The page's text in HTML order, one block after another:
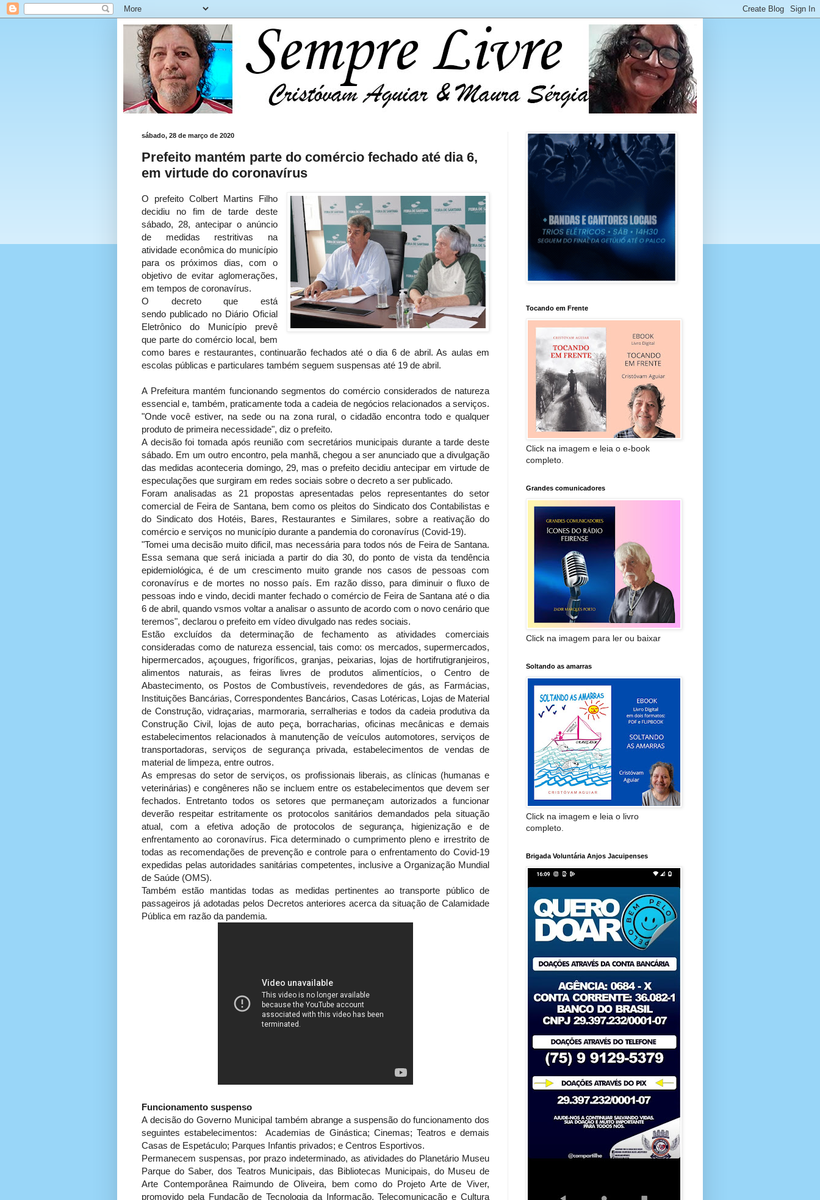
sábado, 28 de março de 2020
Prefeito mantém parte do comércio fechado até dia 6,
em virtude do coronavírus
O prefeito Colbert Martins Filho
decidiu no fim de tarde deste
sábado, 28, antecipar o anúncio
de medidas restritivas na
atividade econômica do município
para os próximos dias, com o
objetivo de evitar aglomerações,
em tempos de coronavírus.
O decreto que está
sendo publicado no Diário Oficial
Eletrônico do Município prevê
que parte do comércio local, bem
como bares e restaurantes, continuarão fechados até o dia 6 de abril. As aulas em
escolas públicas e particulares também seguem suspensas até 19 de abril.
A Prefeitura mantém funcionando segmentos do comércio considerados de natureza
essencial e, também, praticamente toda a cadeia de negócios relacionados a serviços.
"Onde você estiver, na sede ou na zona rural, o cidadão encontra todo e qualquer
produto de primeira necessidade", diz o prefeito.
A decisão foi tomada após reunião com secretários municipais durante a tarde deste
sábado. Em um outro encontro, pela manhã, chegou a ser anunciado que a divulgação
das medidas aconteceria domingo, 29, mas o prefeito decidiu antecipar em virtude de
especulações que surgiram em redes sociais sobre o decreto a ser publicado.
Foram analisadas as 21 propostas apresentadas pelos representantes do setor
comercial de Feira de Santana, bem como os pleitos do Sindicato dos Contabilistas e
do Sindicato dos Hotéis, Bares, Restaurantes e Similares, sobre a reativação do
comércio e serviços no município durante a pandemia do coronavírus (Covid-19).
"Tomei uma decisão muito dificil, mas necessária para todos nós de Feira de Santana.
Essa semana que será iniciada a partir do dia 30, do ponto de vista da tendência
epidemiológica, é de um crescimento muito grande nos casos de pessoas com
coronavírus e de mortes no nosso país. Em razão disso, para diminuir o fluxo de
pessoas indo e vindo, decidi manter fechado o comércio de Feira de Santana até o dia
6 de abril, quando vsmos voltar a analisar o assunto de acordo com o novo cenário que
teremos", declarou o prefeito em vídeo divulgado nas redes sociais.
Estão excluídos da determinação de fechamento as atividades comerciais
consideradas como de natureza essencial, tais como: os mercados, supermercados,
hipermercados, açougues, frigoríficos, granjas, peixarias, lojas de hortifrutigranjeiros,
alimentos naturais, as feiras livres de produtos alimentícios, o Centro de
Abastecimento, os Postos de Combustíveis, revendedores de gás, as Farmácias,
Instituições Bancárias, Correspondentes Bancários, Casas Lotéricas, Lojas de Material
de Construção, vidraçarias, marmoraria, serralherias e todos da cadeia produtiva da
Construção Civil, lojas de auto peça, borracharias, oficinas mecânicas e demais
estabelecimentos relacionados à manutenção de veículos automotores, serviços de
transportadoras, serviços de segurança privada, estabelecimentos de vendas de
material de limpeza, entre outros.
As empresas do setor de serviços, os profissionais liberais, as clínicas (humanas e
veterinárias) e congêneres não se incluem entre os estabelecimentos que devem ser
fechados. Entretanto todos os setores que permaneçam autorizados a funcionar
deverão respeitar estritamente os protocolos sanitários demandados pela situação
atual, com a efetiva adoção de protocolos de segurança, higienização e de
enfrentamento ao coronavírus. Fica determinado o cumprimento pleno e irrestrito de
todas as recomendações de prevenção e controle para o enfrentamento do Covid-19
expedidas pelas autoridades sanitárias competentes, inclusive a Organização Mundial
de Saúde (OMS).
Também estão mantidas todas as medidas pertinentes ao transporte público de
passageiros já adotadas pelos Decretos anteriores acerca da situação de Calamidade
Pública em razão da pandemia.
Funcionamento suspenso
A decisão do Governo Municipal também abrange a suspensão do funcionamento dos
seguintes estabelecimentos: Academias de Ginástica; Cinemas; Teatros e demais
Casas de Espetáculo; Parques Infantis privados; e Centros Esportivos.
Permanecem suspensas, por prazo indeterminado, as atividades do Planetário Museu
Parque do Saber, dos Teatros Municipais, das Bibliotecas Municipais, do Museu de
Arte Contemporânea Raimundo de Oliveira, bem como do Projeto Arte de Viver,
promovido pela Fundação de Tecnologia da Informação, Telecomunicação e Cultura
Tocando em Frente
Click na imagem e leia o e-book
completo.
Grandes comunicadores
Click na imagem para ler ou baixar
Soltando as amarras
Click na imagem e leia o livro
completo.
Brigada Voluntária Anjos Jacuipenses